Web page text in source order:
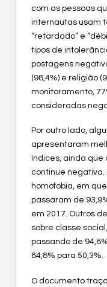
com as pessoas
internautas usam
“retardado” e
tipos de
postagens
(98,4%) e religião
monitoramento,
consideradas
Por outro lado,
apresentaram
índices, ainda que
continue negativa.
homofobia, em
passaram de
em 2017. Outros
sobre classe
passando de
84,8% para 50,3%.
O documento